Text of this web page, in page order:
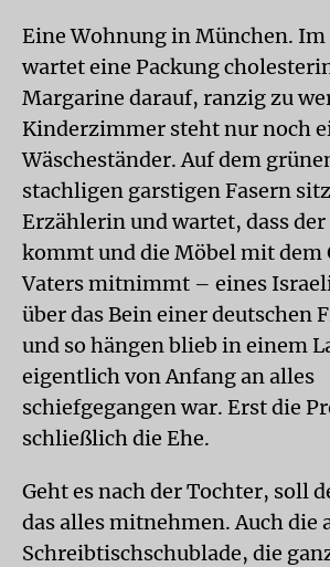
Eine Wohnung in München.
wartet eine Packung
Margarine darauf, ranzig zu
Kinderzimmer steht nur noch
Wäscheständer. Auf dem
stachligen garstigen Fasern
Erzählerin und wartet, dass
kommt und die Möbel mit dem
Vaters mitnimmt – eines
über das Bein einer deutschen
und so hängen blieb in einem
eigentlich von Anfang an alles
schiefgegangen war. Erst die
schließlich die Ehe.
Geht es nach der Tochter, soll
das alles mitnehmen. Auch die
Schreibtischschublade, die